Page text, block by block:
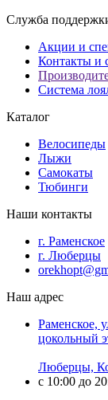
Служба
Акции и
Контакты и
Система
Каталог
Велосипеды
Лыжи
Самокаты
Тюбинги
Наши контакты
г. Раменское
г. Люберцы
Наш адрес
Раменское,
цокольный
Люберцы,
с 10:00 до